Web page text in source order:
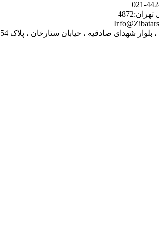
صادقیه ، خیابان ستارخان ، پلاک 1154 ، ساختمان 1008 ، طبقه دوم ، واحد 8